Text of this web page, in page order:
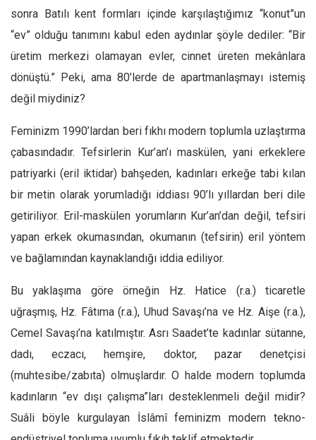
Kitap
Karisi kitap sualleri
7 soruda bu hafta
Ekonomi
Spor
Manzara
Sağlık
Gıda-Beslenme
Hayat
Türkiye
Siyaset
Dünya
Avrupa
Asya
Afrika
İslam Dünyası
Amerika
Avustralya
sonra Batılı kent formları içinde karşılaştığımız “konut”un
“ev” olduğu tanımını kabul eden aydınlar şöyle dediler: “Bir
üretim merkezi olamayan evler, cinnet üreten mekânlara
dönüştü.” Peki, ama 80’lerde de apartmanlaşmayı istemiş
değil miydiniz?
Feminizm 1990’lardan beri fıkhı modern toplumla uzlaştırma
çabasındadır. Tefsirlerin Kur’an’ı maskülen, yani erkeklere
patriyarki (eril iktidar) bahşeden, kadınları erkeğe tabi kılan
bir metin olarak yorumladığı iddiası 90’lı yıllardan beri dile
getiriliyor. Eril-maskülen yorumların Kur’an’dan değil, tefsiri
yapan erkek okumasından, okumanın (tefsirin) eril yöntem
ve bağlamından kaynaklandığı iddia ediliyor.
Bu yaklaşıma göre örneğin Hz. Hatice (r.a.) ticaretle
uğraşmış, Hz. Fâtıma (r.a.), Uhud Savaşı’na ve Hz. Aişe (r.a.),
Cemel Savaşı’na katılmıştır. Asrı Saadet’te kadınlar sütanne,
dadı, eczacı, hemşire, doktor, pazar denetçisi
(muhtesibe/zabıta) olmuşlardır. O halde modern toplumda
kadınların “ev dışı çalışma”ları desteklenmeli değil midir?
Suâli böyle kurgulayan İslâmî feminizm modern tekno-